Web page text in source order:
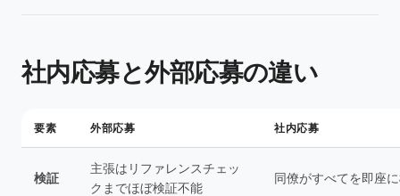
社内応募と外部応募の違い
要素 外部応募 社内応募
検証
主張はリファレンスチェッ
クまでほぼ検証不能
同僚がすべてを即座